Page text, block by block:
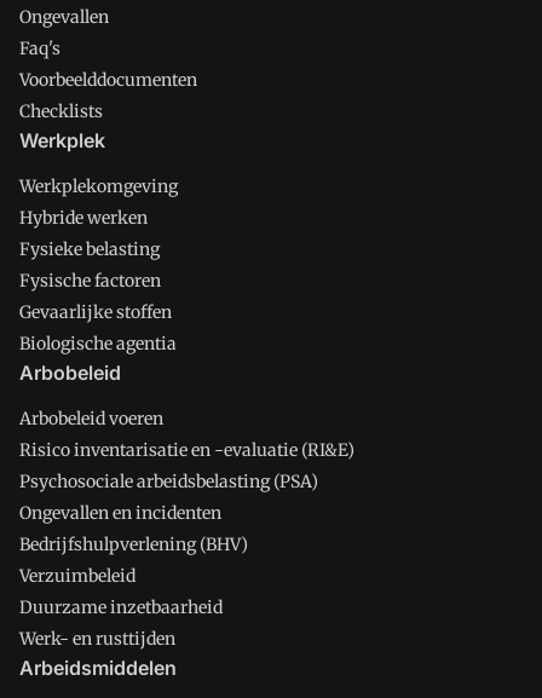
Ongevallen
Faq's
Voorbeelddocumenten
Checklists
Werkplek
Werkplekomgeving
Hybride werken
Fysieke belasting
Fysische factoren
Gevaarlijke stoffen
Biologische agentia
Arbobeleid
Arbobeleid voeren
Risico inventarisatie en -evaluatie (RI&E)
Psychosociale arbeidsbelasting (PSA)
Ongevallen en incidenten
Bedrijfshulpverlening (BHV)
Verzuimbeleid
Duurzame inzetbaarheid
Werk- en rusttijden
Arbeidsmiddelen